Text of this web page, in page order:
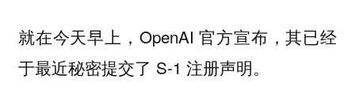
就在今天早上，OpenAI 官方宣布，其已经
于最近秘密提交了 S-1 注册声明。